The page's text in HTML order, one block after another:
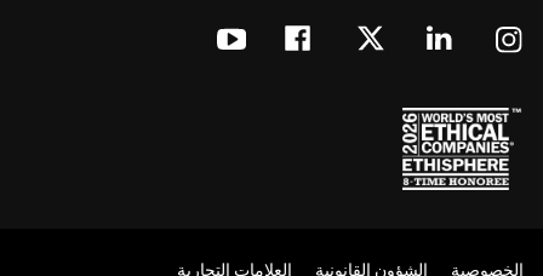
الخصوصية الشؤون القانونية العلامات التجارية